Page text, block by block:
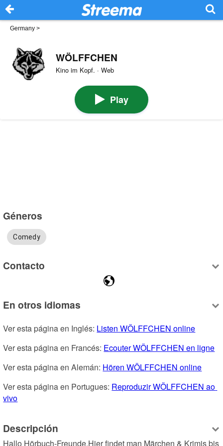
Germany >
WÖLFFCHEN
Kino im Kopf. · Web
Play
Géneros
Comedy
Contacto
En otros idiomas
Ver esta página en Inglés: Listen WÖLFFCHEN online
Ver esta página en Francés: Ecouter WÖLFFCHEN en ligne
Ver esta página en Alemán: Hören WÖLFFCHEN online
Ver esta página en Portugues: Reproduzir WÖLFFCHEN ao
vivo
Descripción
Hallo Hörbuch-Freunde.Hier findet man Märchen & Krimis bis